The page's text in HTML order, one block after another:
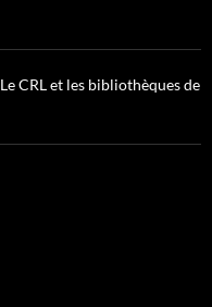
Le CRL et les bibliothèques de